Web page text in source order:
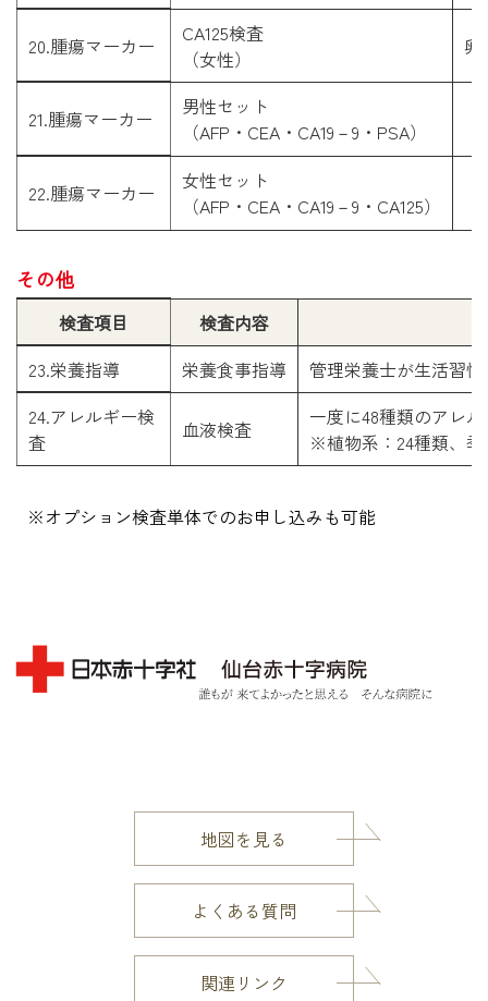
20.腫瘍マーカー
CA125検査
（女性）
21.腫瘍マーカー
男性セット
（AFP・CEA・CA19－9・PSA）
22.腫瘍マーカー
女性セット
（AFP・CEA・CA19－9・CA125）
その他
検査項目
検査内容
23.栄養指導
栄養食事指導
管理栄養士が生活習
24.アレルギー検
査
血液検査
一度に48種類のアレ
※植物系：24種類、季
※オプション検査単体でのお申し込みも可能
地図を見る
よくある質問
関連リンク